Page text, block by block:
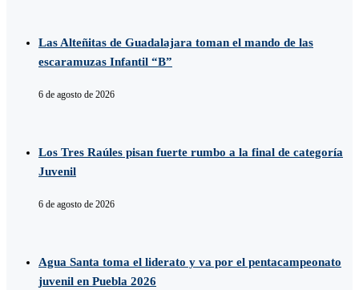
Las Alteñitas de Guadalajara toman el mando de las
escaramuzas Infantil “B”
6 de agosto de 2026
Los Tres Raúles pisan fuerte rumbo a la final de categoría
Juvenil
6 de agosto de 2026
Agua Santa toma el liderato y va por el pentacampeonato
juvenil en Puebla 2026